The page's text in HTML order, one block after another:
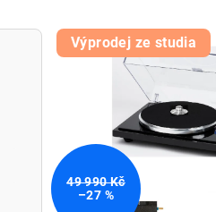
Výprodej ze studia
49 990 Kč
–27 %